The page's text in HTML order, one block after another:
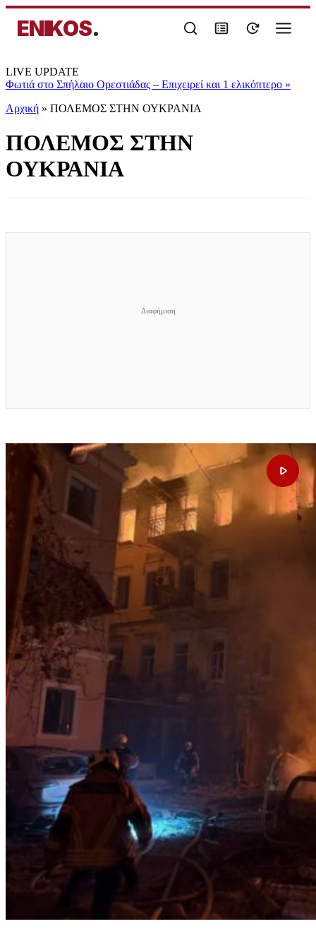
ENIKOS.
LIVE UPDATE
Φωτιά στο Σπήλαιο Ορεστιάδας – Επιχειρεί και 1 ελικόπτερο »
Αρχική » ΠΟΛΕΜΟΣ ΣΤΗΝ ΟΥΚΡΑΝΙΑ
ΠΟΛΕΜΟΣ ΣΤΗΝ
ΟΥΚΡΑΝΙΑ